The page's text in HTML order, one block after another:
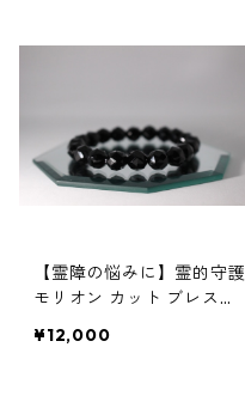
【霊障の悩みに】霊的守護
モリオン カット ブレスレ
¥12,000